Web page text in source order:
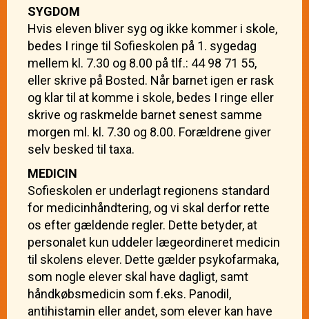
SYGDOM
Hvis eleven bliver syg og ikke kommer i skole,
bedes I ringe til Sofieskolen på 1. sygedag
mellem kl. 7.30 og 8.00 på tlf.: 44 98 71 55,
eller skrive på Bosted. Når barnet igen er rask
og klar til at komme i skole, bedes I ringe eller
skrive og raskmelde barnet senest samme
morgen ml. kl. 7.30 og 8.00. Forældrene giver
selv besked til taxa.
MEDICIN
Sofieskolen er underlagt regionens standard
for medicinhåndtering, og vi skal derfor rette
os efter gældende regler. Dette betyder, at
personalet kun uddeler lægeordineret medicin
til skolens elever. Dette gælder psykofarmaka,
som nogle elever skal have dagligt, samt
håndkøbsmedicin som f.eks. Panodil,
antihistamin eller andet, som elever kan have